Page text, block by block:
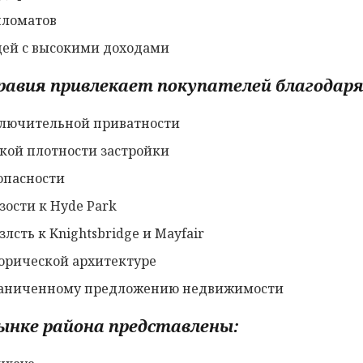
с высокими доходами
привлекает покупателей
приватности
плотности застройки
к Hyde Park
к Knightsbridge и Mayfair
архитектуре
предложению недвижимости
района представлены: